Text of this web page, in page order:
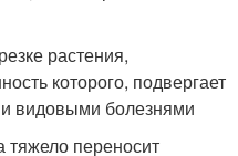
растения,
которого, подвергает
видовыми болезнями
тяжело переносит